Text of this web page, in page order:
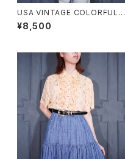
USA VINTAGE COLORFUL F
UNNY FISH PRINT DESIGN
T SHIRT/アメリカ古着カラフル
¥8,500